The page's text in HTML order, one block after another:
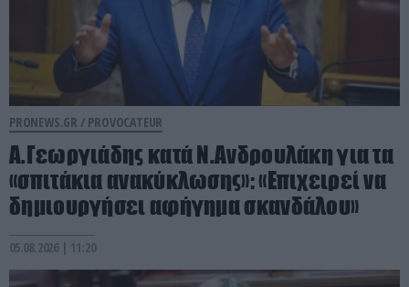
PRONEWS.GR / PROVOCATEUR
Α.Γεωργιάδης κατά Ν.Ανδρουλάκη για τα
«σπιτάκια ανακύκλωσης»: «Επιχειρεί να
δημιουργήσει αφήγημα σκανδάλου»
05.08.2026 | 11:20